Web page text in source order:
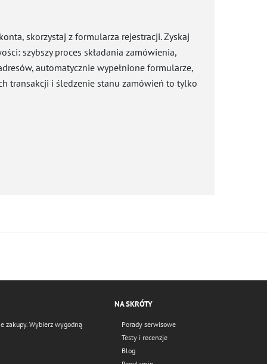
skorzystaj z formularza rejestracji. Zyskaj
szybszy proces składania zamówienia,
automatycznie wypełnione formularze,
transakcji i śledzenie stanu zamówień to tylko
zakupy. Wybierz wygodną
NA SKRÓTY
Porady serwisowe
Testy i recenzje
Blog